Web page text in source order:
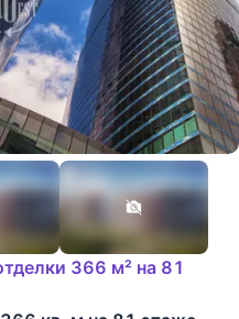
366 м² на 81